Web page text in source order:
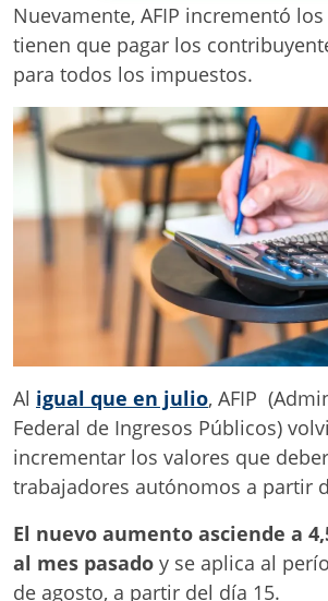
Nuevamente, AFIP incrementó
tienen que pagar los
para todos los impuestos.
Al igual que en julio, AFIP
Federal de Ingresos Públicos)
incrementar los valores que
trabajadores autónomos a partir
El nuevo aumento asciende a
al mes pasado y se aplica al
de agosto, a partir del día 15.